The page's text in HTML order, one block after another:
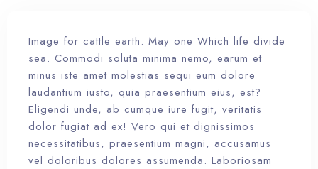
Image for cattle earth. May one Which life divide
sea. Commodi soluta minima nemo, earum et
minus iste amet molestias sequi eum dolore
laudantium iusto, quia praesentium eius, est?
Eligendi unde, ab cumque iure fugit, veritatis
dolor fugiat ad ex! Vero qui et dignissimos
necessitatibus, praesentium magni, accusamus
vel doloribus dolores assumenda. Laboriosam